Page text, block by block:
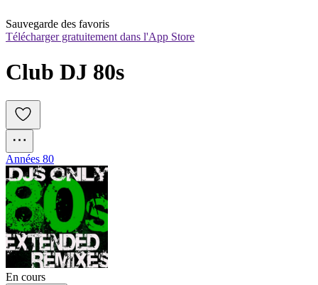
Sauvegarde des favoris
Télécharger gratuitement dans l'App Store
Club DJ 80s
Années 80
En cours